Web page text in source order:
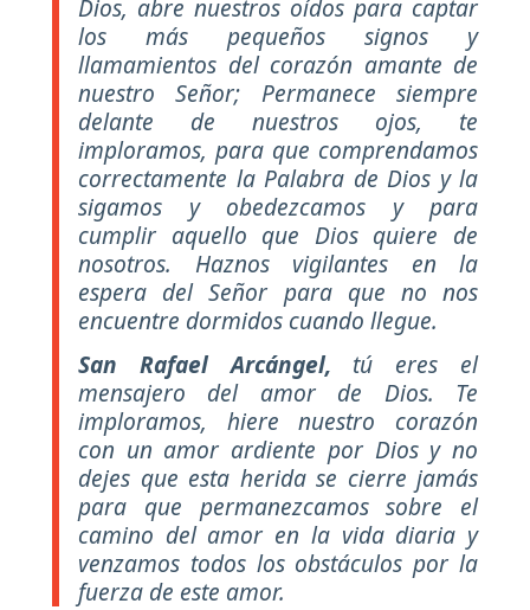
Dios, abre nuestros oídos para captar
los más pequeños signos y
llamamientos del corazón amante de
nuestro Señor; Permanece siempre
delante de nuestros ojos, te
imploramos, para que comprendamos
correctamente la Palabra de Dios y la
sigamos y obedezcamos y para
cumplir aquello que Dios quiere de
nosotros. Haznos vigilantes en la
espera del Señor para que no nos
encuentre dormidos cuando llegue.
San Rafael Arcángel, tú eres el
mensajero del amor de Dios. Te
imploramos, hiere nuestro corazón
con un amor ardiente por Dios y no
dejes que esta herida se cierre jamás
para que permanezcamos sobre el
camino del amor en la vida diaria y
venzamos todos los obstáculos por la
fuerza de este amor.